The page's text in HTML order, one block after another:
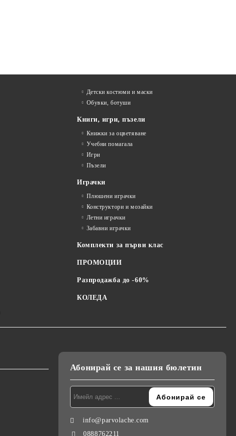
Детски костюми и маски
Обувки, ботуши
Книги, игри, пъзели
Книжки за оцветяване
Учебни помагала
Игри
Пъзели
Играчки
Плюшени играчки
Конструктори и мозайки
Летни играчки
Забавни играчки
Комплекти за първи клас
ПРОМОЦИИ
Разпродажба до -60%
КОЛЕДА
Абонирай се за нашия бюлетин
info@parvolache.com
0888762211